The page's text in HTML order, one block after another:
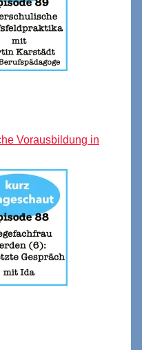
Vorausbildung in